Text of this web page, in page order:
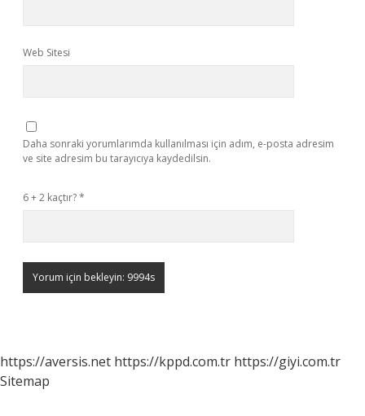
Web Sitesi
Daha sonraki yorumlarımda kullanılması için adım, e-posta adresim
ve site adresim bu tarayıcıya kaydedilsin.
6 + 2 kaçtır?*
https://aversis.net https://kppd.com.tr https://giyi.com.tr
Sitemap